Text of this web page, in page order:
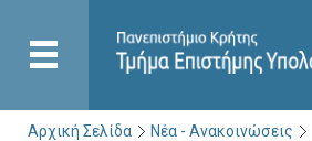
Αρχική Σελίδα
Νέα - Ανακοινώσεις